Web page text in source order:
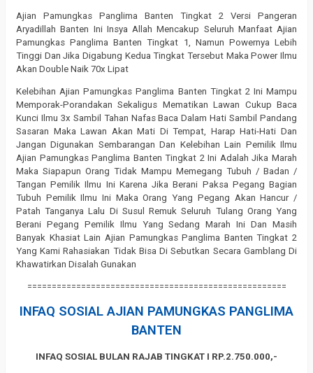
Ajian Pamungkas Panglima Banten Tingkat 2 Versi Pangeran
Aryadillah Banten Ini Insya Allah Mencakup Seluruh Manfaat Ajian
Pamungkas Panglima Banten Tingkat 1, Namun Powernya Lebih
Tinggi Dan Jika Digabung Kedua Tingkat Tersebut Maka Power Ilmu
Akan Double Naik 70x Lipat
Kelebihan Ajian Pamungkas Panglima Banten Tingkat 2 Ini Mampu
Memporak-Porandakan Sekaligus Mematikan Lawan Cukup Baca
Kunci Ilmu 3x Sambil Tahan Nafas Baca Dalam Hati Sambil Pandang
Sasaran Maka Lawan Akan Mati Di Tempat, Harap Hati-Hati Dan
Jangan Digunakan Sembarangan Dan Kelebihan Lain Pemilik Ilmu
Ajian Pamungkas Panglima Banten Tingkat 2 Ini Adalah Jika Marah
Maka Siapapun Orang Tidak Mampu Memegang Tubuh / Badan /
Tangan Pemilik Ilmu Ini Karena Jika Berani Paksa Pegang Bagian
Tubuh Pemilik Ilmu Ini Maka Orang Yang Pegang Akan Hancur /
Patah Tanganya Lalu Di Susul Remuk Seluruh Tulang Orang Yang
Berani Pegang Pemilik Ilmu Yang Sedang Marah Ini Dan Masih
Banyak Khasiat Lain Ajian Pamungkas Panglima Banten Tingkat 2
Yang Kami Rahasiakan Tidak Bisa Di Sebutkan Secara Gamblang Di
Khawatirkan Disalah Gunakan
=====================================================
INFAQ SOSIAL AJIAN PAMUNGKAS PANGLIMA
BANTEN
INFAQ SOSIAL BULAN RAJAB TINGKAT I RP.2.750.000,-